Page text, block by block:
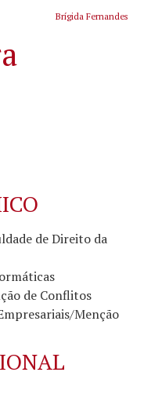
Brígida Fernandes
de Direito da
de Conflitos
Menção